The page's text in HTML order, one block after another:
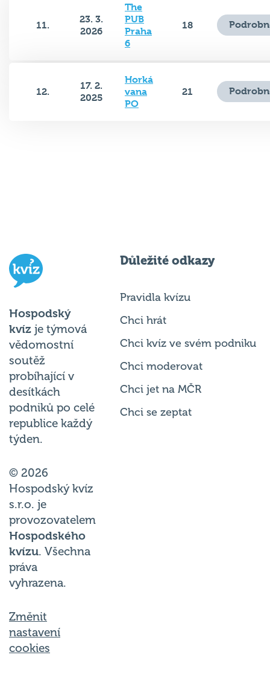
11.
23. 3.
2026
The
PUB
Praha
6
18
12.
17. 2.
2025
Horká
vana
PO
21
Hospodský
kvíz je týmová
vědomostní
soutěž
probíhající v
desítkách
podniků po celé
republice každý
týden.
© 2026
Hospodský kvíz
s.r.o. je
provozovatelem
Hospodského
kvízu. Všechna
práva
vyhrazena.
Změnit
nastavení
cookies
Důležité odkazy
Pravidla kvízu
Chci hrát
Chci kvíz ve svém podniku
Chci moderovat
Chci jet na MČR
Chci se zeptat